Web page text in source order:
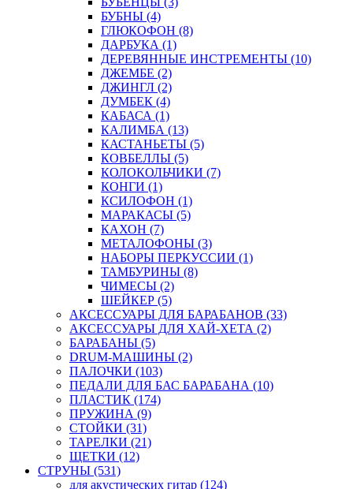
БУБНЫ (4)
ГЛЮКОФОН (8)
ДАРБУКА (1)
ДЕРЕВЯННЫЕ ИНСТРЕМЕНТЫ (10)
ДЖЕМБЕ (2)
ДЖИНГЛ (2)
ДУМБЕК (4)
КАБАСА (1)
КАЛИМБА (13)
КАСТАНЬЕТЫ (5)
КОВБЕЛЛЫ (5)
КОЛОКОЛЬЧИКИ (7)
КОНГИ (1)
КСИЛОФОН (1)
МАРАКАСЫ (5)
КАХОН (7)
МЕТАЛОФОНЫ (3)
НАБОРЫ ПЕРКУССИИ (1)
ТАМБУРИНЫ (8)
ЧИМЕСЫ (2)
ШЕЙКЕР (5)
АКСЕССУАРЫ ДЛЯ БАРАБАНОВ (33)
АКСЕССУАРЫ ДЛЯ ХАЙ-ХЕТА (2)
БАРАБАНЫ (5)
DRUM-МАШИНЫ (2)
ПАЛОЧКИ (103)
ПЕДАЛИ ДЛЯ БАС БАРАБАНА (10)
ПЛАСТИК (174)
ПРУЖИНА (9)
СТОЙКИ (31)
ТАРЕЛКИ (21)
ЩЕТКИ (12)
СТРУНЫ (531)
для акустических гитар (124)